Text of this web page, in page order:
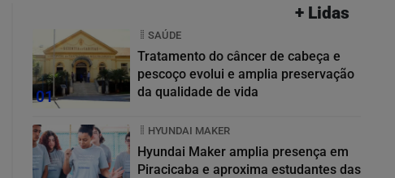
+ Lidas
01
SAÚDE
Tratamento do câncer de cabeça e
pescoço evolui e amplia preservação
da qualidade de vida
HYUNDAI MAKER
Hyundai Maker amplia presença em
Piracicaba e aproxima estudantes das